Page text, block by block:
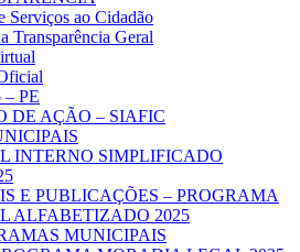
Serviços ao Cidadão
Transparência Geral
– PE
DE AÇÃO – SIAFIC
INTERNO SIMPLIFICADO
E PUBLICAÇÕES – PROGRAMA
ALFABETIZADO 2025
MUNICIPAIS